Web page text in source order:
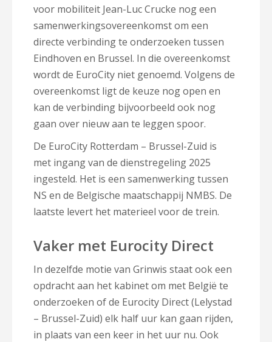
voor mobiliteit Jean-Luc Crucke nog een
samenwerkingsovereenkomst om een
directe verbinding te onderzoeken tussen
Eindhoven en Brussel. In die overeenkomst
wordt de EuroCity niet genoemd. Volgens de
overeenkomst ligt de keuze nog open en
kan de verbinding bijvoorbeeld ook nog
gaan over nieuw aan te leggen spoor.
De EuroCity Rotterdam – Brussel-Zuid is
met ingang van de dienstregeling 2025
ingesteld. Het is een samenwerking tussen
NS en de Belgische maatschappij NMBS. De
laatste levert het materieel voor de trein.
Vaker met Eurocity Direct
In dezelfde motie van Grinwis staat ook een
opdracht aan het kabinet om met België te
onderzoeken of de Eurocity Direct (Lelystad
– Brussel-Zuid) elk half uur kan gaan rijden,
in plaats van een keer in het uur nu. Ook